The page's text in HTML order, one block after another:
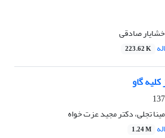
صادقی
223.62 K
گاو
تجلی، دکتر مجید عزت خواه
1.24 M